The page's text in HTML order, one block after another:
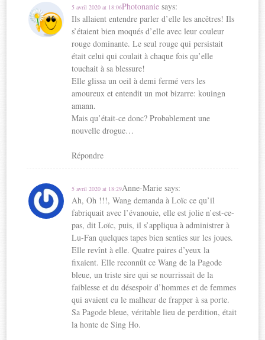
Photonanie says:
5 avril 2020 at 18:06
Ils allaient entendre parler d’elle les ancêtres! Ils
s’étaient bien moqués d’elle avec leur couleur
rouge dominante. Le seul rouge qui persistait
était celui qui coulait à chaque fois qu’elle
touchait à sa blessure!
Elle glissa un oeil à demi fermé vers les
amoureux et entendit un mot bizarre: kouingn
amann.
Mais qu’était-ce donc? Probablement une
nouvelle drogue…
Répondre
Anne-Marie says:
5 avril 2020 at 18:29
Ah, Oh !!!, Wang demanda à Loïc ce qu’il
fabriquait avec l’évanouie, elle est jolie n’est-ce-
pas, dit Loïc, puis, il s’appliqua à administrer à
Lu-Fan quelques tapes bien senties sur les joues.
Elle revînt à elle. Quatre paires d’yeux la
fixaient. Elle reconnût ce Wang de la Pagode
bleue, un triste sire qui se nourrissait de la
faiblesse et du désespoir d’hommes et de femmes
qui avaient eu le malheur de frapper à sa porte.
Sa Pagode bleue, véritable lieu de perdition, était
la honte de Sing Ho.